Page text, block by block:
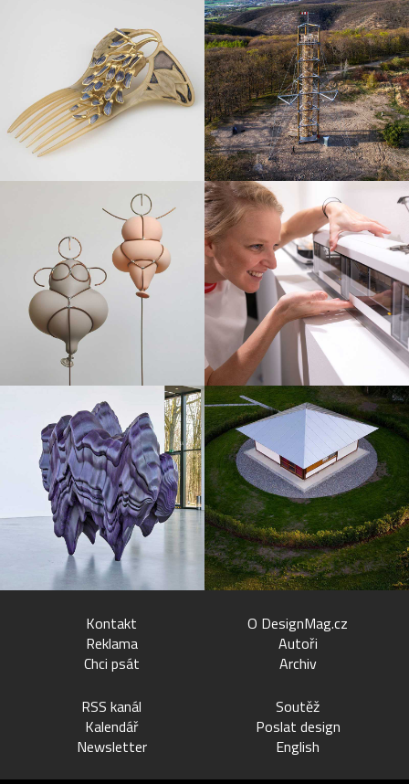
Kontakt
Reklama
Chci psát
O DesignMag.cz
Autoři
Archiv
RSS kanál
Kalendář
Newsletter
Soutěž
Poslat design
English